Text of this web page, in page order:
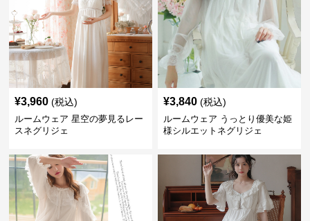
¥3,960 (税込)
ルームウェア 星空の夢見るレー
スネグリジェ
¥3,840 (税込)
ルームウェア うっとり優美な姫
様シルエットネグリジェ